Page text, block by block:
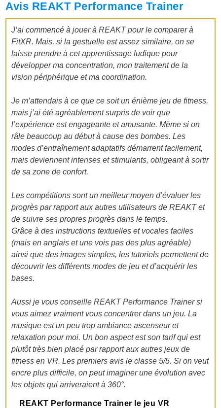
Avis REAKT Performance Trainer
J’ai commencé à jouer à REAKT pour le comparer à
FitXR. Mais, si la gestuelle est assez similaire, on se
laisse prendre à cet apprentissage ludique pour
développer ma concentration, mon traitement de la
vision périphérique et ma coordination.
Je m’attendais à ce que ce soit un énième jeu de fitness,
mais j’ai été agréablement surpris de voir que
l’expérience est engageante et amusante. Même si on
râle beaucoup au début à cause des bombes. Les
modes d’entraînement adaptatifs démarrent facilement,
mais deviennent intenses et stimulants, obligeant à sortir
de sa zone de confort.
Les compétitions sont un meilleur moyen d’évaluer les
progrès par rapport aux autres utilisateurs de REAKT et
de suivre ses propres progrès dans le temps.
Grâce à des instructions textuelles et vocales faciles
(mais en anglais et une vois pas des plus agréable)
ainsi que des images simples, les tutoriels permettent de
découvrir les différents modes de jeu et d’acquérir les
bases.
Aussi je vous conseille REAKT Performance Trainer si
vous aimez vraiment vous concentrer dans un jeu. La
musique est un peu trop ambiance ascenseur et
relaxation pour moi. Un bon aspect est son tarif qui est
plutôt très bien placé par rapport aux autres jeux de
fitness en VR. Les premiers avis le classe 5/5. Si on veut
encre plus difficile, on peut imaginer une évolution avec
les objets qui arriveraient à 360°.
REAKT Performance Trainer le jeu VR